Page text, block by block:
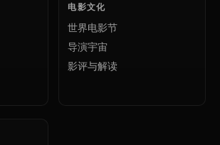
电影文化
世界电影节
导演宇宙
影评与解读